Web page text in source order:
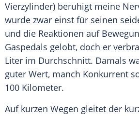
Vierzylinder) beruhigt meine
wurde zwar einst für seinen
und die Reaktionen auf
Gaspedals gelobt, doch er
Liter im Durchschnitt. Damals
guter Wert, manch Konkurrent
100 Kilometer.
Auf kurzen Wegen gleitet der